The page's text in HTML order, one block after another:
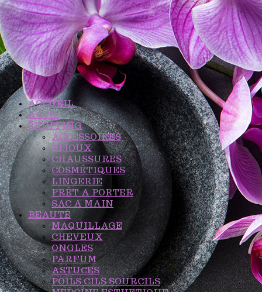
ACCUEIL
ACTU
SHOPPING
ACCESSOIRES
BIJOUX
CHAUSSURES
COSMÉTIQUES
LINGERIE
PRÊT A PORTER
SAC A MAIN
BEAUTÉ
MAQUILLAGE
CHEVEUX
ONGLES
PARFUM
ASTUCES
POILS CILS SOURCILS